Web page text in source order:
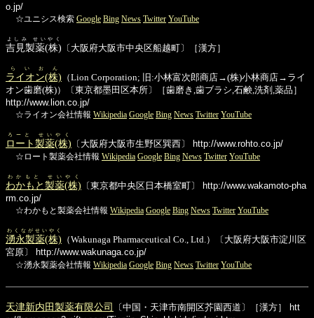
o.jp/
☆ユニシス検索 Google Bing News Twitter YouTube
吉見製薬(株)
よしみ せいやく
〔大阪府大阪市中央区船越町〕［漢方］
ライオン(株)
らいおん
（Lion Corporation; 旧:小林富次郎商店→(株)小林商店→ライ
オン歯磨(株)）〔東京都墨田区本所〕［歯磨き,歯ブラシ,石鹸,洗剤,薬品］
http://www.lion.co.jp/
☆ライオン会社情報 Wikipedia Google Bing News Twitter YouTube
ロート製薬(株)
ろーと せいやく
〔大阪府大阪市生野区巽西〕
http://www.rohto.co.jp/
☆ロート製薬会社情報 Wikipedia Google Bing News Twitter YouTube
わかもと製薬(株)
わかもと せいやく
〔東京都中央区日本橋室町〕
http://www.wakamoto-pha
rm.co.jp/
☆わかもと製薬会社情報 Wikipedia Google Bing News Twitter YouTube
湧永製薬(株)
わくながせいやく
（Wakunaga Pharmaceutical Co., Ltd.）〔大阪府大阪市淀川区
宮原〕
http://www.wakunaga.co.jp/
☆湧永製薬会社情報 Wikipedia Google Bing News Twitter YouTube
天津新内田製薬有限公司 〔中国・天津市南開区芥園西道〕［漢方］
htt